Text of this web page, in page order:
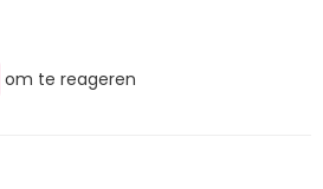
om te reageren